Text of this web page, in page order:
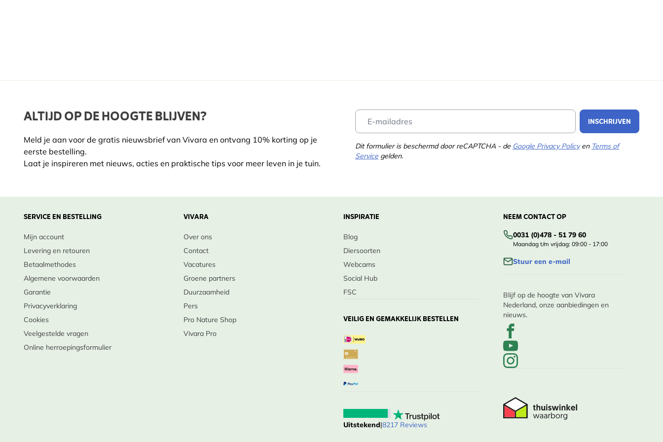
Grondsoort Goed doorlatend
Plukmaanden Februari
Plantmaanden
April, Mei, Juni, Juli, Augustus, September,
ALTIJD OP DE HOOGTE BLIJVEN?
Meld je aan voor de gratis nieuwsbrief van Vivara en ontvang 10% korting op je
eerste bestelling.
Laat je inspireren met nieuws, acties en praktische tips voor meer leven in je tuin.
INSCHRIJVEN
Dit formulier is beschermd door reCAPTCHA - de Google Privacy Policyen Terms of
Service gelden.
SERVICE EN BESTELLING
Mijn account
Levering en retouren
Betaalmethodes
Algemene voorwaarden
Garantie
Privacyverklaring
Cookies
Veelgestelde vragen
Online herroepingsformulier
VIVARA
Over ons
Contact
Vacatures
Groene partners
Duurzaamheid
Pers
Pro Nature Shop
Vivara Pro
INSPIRATIE
Blog
Diersoorten
Webcams
Social Hub
FSC
VEILIG EN GEMAKKELIJK BESTELLEN
Uitstekend|8217 Reviews
NEEM CONTACT OP
0031 (0)478 - 51 79 60
Maandag t/m vrijdag: 09:00 - 17:00
Stuur een e-mail
Blijf op de hoogte van Vivara
Nederland, onze aanbiedingen en
nieuws.